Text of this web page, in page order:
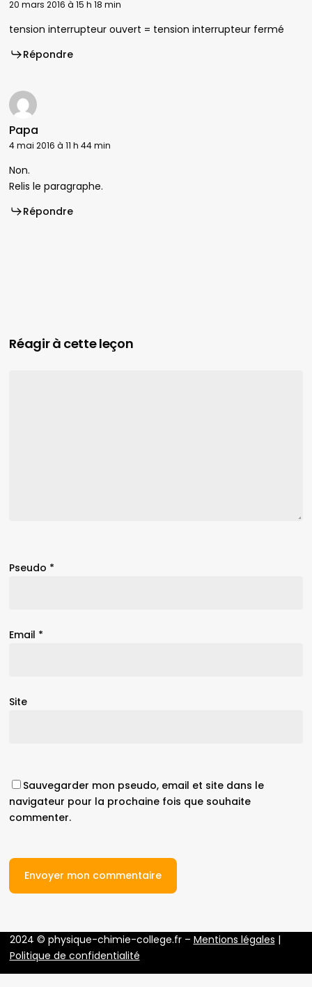
20 mars 2016 à 15 h 18 min
tension interrupteur ouvert = tension interrupteur fermé
Répondre
Papa
4 mai 2016 à 11 h 44 min
Non.
Relis le paragraphe.
Répondre
Réagir à cette leçon
Pseudo *
Email *
Site
Sauvegarder mon pseudo, email et site dans le
navigateur pour la prochaine fois que souhaite
commenter.
2024 © physique-chimie-college.fr – Mentions légales |
Politique de confidentialité